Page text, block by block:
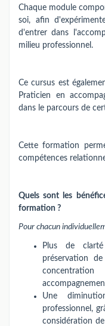
Chaque module
soi, afin
d'entrer dans
milieu professionnel.
Ce cursus est
Praticien en
dans le parcours de
Cette formation
compétences
Quels sont les
formation ?
Pour chacun
Plus de
préservation
Une
professionnel,
considération